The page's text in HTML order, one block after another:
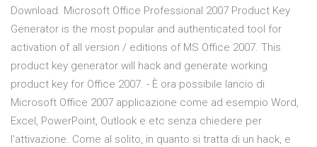
Download. Microsoft Office Professional 2007 Product Key
Generator is the most popular and authenticated tool for
activation of all version / editions of MS Office 2007. This
product key generator will hack and generate working
product key for Office 2007. - È ora possibile lancio di
Microsoft Office 2007 applicazione come ad esempio Word,
Excel, PowerPoint, Outlook e etc senza chiedere per
l'attivazione. Come al solito, in quanto si tratta di un hack, e